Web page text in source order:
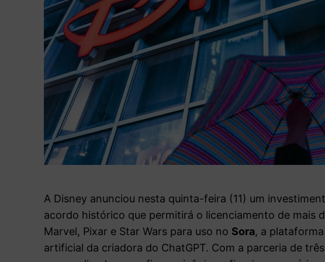
A Disney anunciou nesta quinta-feira (11) um
acordo histórico que permitirá o licenciamento de mais
Marvel, Pixar e Star Wars para uso no Sora, a
artificial da criadora do ChatGPT. Com a parceria de